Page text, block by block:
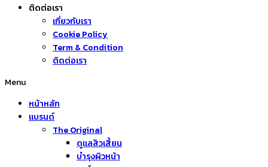
ติดต่อเรา
เกี่ยวกับเรา
Cookie Policy
Term & Condition
ติดต่อเรา
Menu
หน้าหลัก
แบรนด์
The Original
ดูแลสิวเสี้ยน
บำรุงผิวหน้า